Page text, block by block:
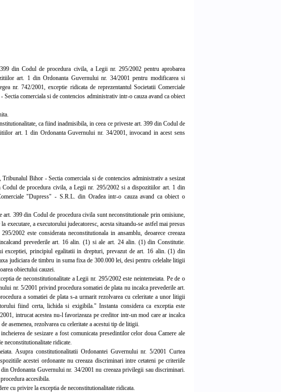
din Codul de procedura civila, a Legii nr. 295/2002 pentru aprobarea
art. 1 din Ordonanta Guvernului nr. 34/2001 pentru modificarea si
nr. 742/2001, exceptie ridicata de reprezentantul Societatii Comerciale
comerciala si de contencios administrativ intr-o cauza avand ca obiect
ca fiind inadmisibila, in ceea ce priveste art. 399 din Codul de
art. 1 din Ordonanta Guvernului nr. 34/2001, invocand in acest sens
Bihor - Sectia comerciala si de contencios administrativ a sesizat
de procedura civila, a Legii nr. 295/2002 si a dispozitiilor art. 1 din
"Dupress" - S.R.L. din Oradea intr-o cauza avand ca obiect o
399 din Codul de procedura civila sunt neconstitutionale prin omisiune,
executare, a executorului judecatoresc, acesta situandu-se astfel mai presus
2002 este considerata neconstitutionala in ansamblu, deoarece creeaza
prevederile art. 16 alin. (1) si ale art. 24 alin. (1) din Constitutie.
principiul egalitatii in drepturi, prevazut de art. 16 alin. (1) din
judiciara de timbru in suma fixa de 300.000 lei, desi pentru celelalte litigii
obiectului cauzei.
de neconstitutionalitate a Legii nr. 295/2002 este neintemeiata. Pe de o
nr. 5/2001 privind procedura somatiei de plata nu incalca prevederile art.
a somatiei de plata s-a urmarit rezolvarea cu celeritate a unor litigii
fiind certa, lichida si exigibila." Instanta considera ca exceptia este
intrucat acestea nu-l favorizeaza pe creditor intr-un mod care ar incalca
asemenea, rezolvarea cu celeritate a acestui tip de litigii.
de sesizare a fost comunicata presedintilor celor doua Camere ale
neconstitutionalitate ridicate.
Asupra constitutionalitatii Ordonantei Guvernului nr. 5/2001 Curtea
acestei ordonante nu creeaza discriminari intre cetateni pe criteriile
Ordonanta Guvernului nr. 34/2001 nu creeaza privilegii sau discriminari.
accesibila.
cu privire la exceptia de neconstitutionalitate ridicata.